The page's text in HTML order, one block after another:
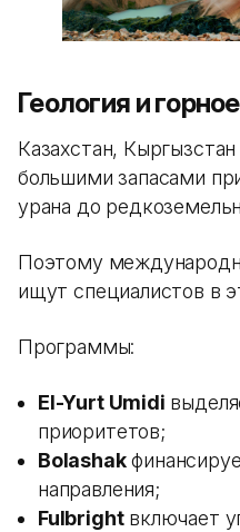
Геология и
Казахстан,
большими запасами
урана до
Поэтому
ищут специалистов в
Программы:
El-Yurt Umidi
приоритетов;
Bolashak
направления;
Fulbrightвключает